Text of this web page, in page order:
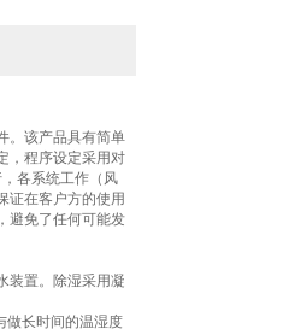
。该产品具有简单
，程序设定采用对
各系统工作（风
证在客户方的使用
避免了任何可能发
装置。除湿采用凝
做长时间的温湿度